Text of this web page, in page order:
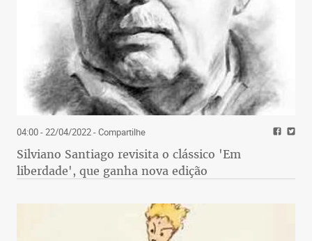
04:00 - 22/04/2022- Compartilhe
Silviano Santiago revisita o clássico 'Em
liberdade', que ganha nova edição